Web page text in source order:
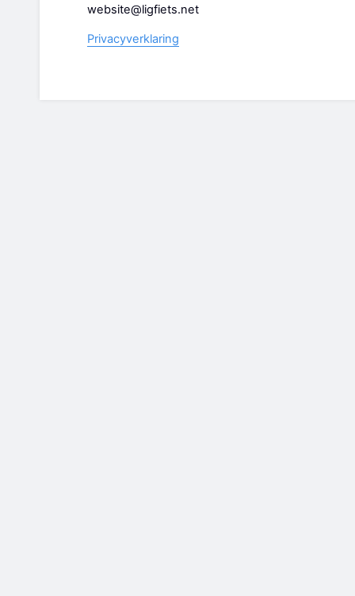
website@ligfiets.net
Privacyverklaring